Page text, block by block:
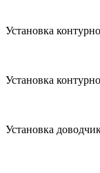
Установка
Установка
Установка